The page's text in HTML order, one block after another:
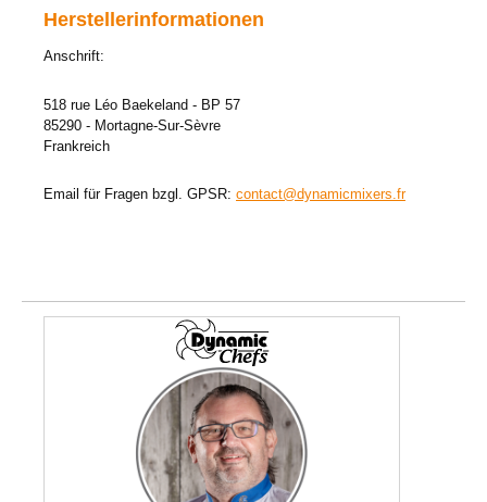
Herstellerinformationen
Anschrift:
518 rue Léo Baekeland - BP 57
85290 - Mortagne-Sur-Sèvre
Frankreich
Email für Fragen bzgl. GPSR: contact@dynamicmixers.fr